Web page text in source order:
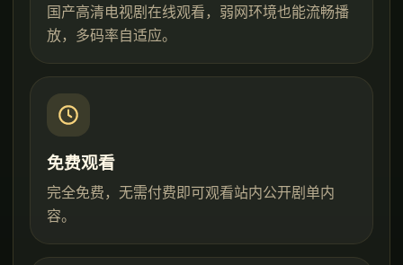
国产高清电视剧在线观看，弱网环境也能流畅播
放，多码率自适应。
免费观看
完全免费，无需付费即可观看站内公开剧单内
容。